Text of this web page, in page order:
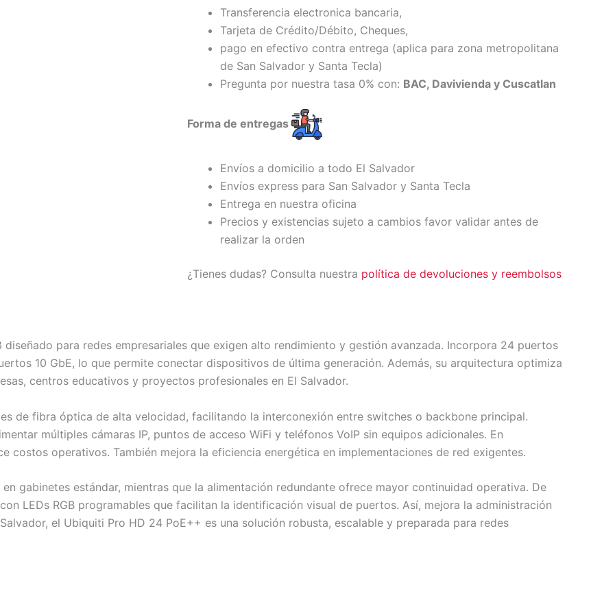
Transferencia electronica bancaria,
Tarjeta de Crédito/Débito, Cheques,
pago en efectivo contra entrega (aplica para zona metropolitana
de San Salvador y Santa Tecla)
Pregunta por nuestra tasa 0% con: BAC, Davivienda y Cuscatlan
Forma de entregas
Envíos a domicilio a todo El Salvador
Envíos express para San Salvador y Santa Tecla
Entrega en nuestra oficina
Precios y existencias sujeto a cambios favor validar antes de
realizar la orden
¿Tienes dudas? Consulta nuestra política de devoluciones y reembolsos
diseñado para redes empresariales que exigen alto rendimiento y gestión avanzada. Incorpora 24 puertos
10 GbE, lo que permite conectar dispositivos de última generación. Además, su arquitectura optimiza
centros educativos y proyectos profesionales en El Salvador.
de fibra óptica de alta velocidad, facilitando la interconexión entre switches o backbone principal.
múltiples cámaras IP, puntos de acceso WiFi y teléfonos VoIP sin equipos adicionales. En
costos operativos. También mejora la eficiencia energética en implementaciones de red exigentes.
gabinetes estándar, mientras que la alimentación redundante ofrece mayor continuidad operativa. De
LEDs RGB programables que facilitan la identificación visual de puertos. Así, mejora la administración
el Ubiquiti Pro HD 24 PoE++ es una solución robusta, escalable y preparada para redes